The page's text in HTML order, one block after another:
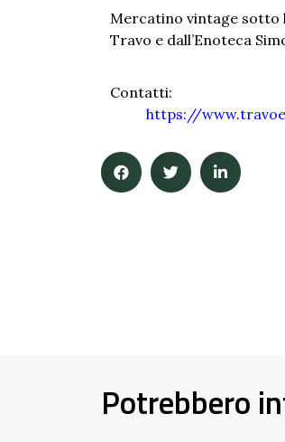
Mercatino vintage sotto
Travo e dall’Enoteca
Contatti:
https://
Potrebbero